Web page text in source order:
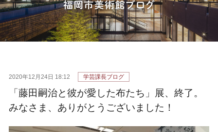
2020年12月24日 18:12 学芸課長ブログ
「藤田嗣治と彼が愛した布たち」展、終了。
みなさま、ありがとうございました！